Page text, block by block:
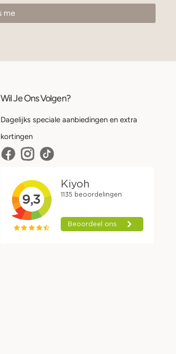
Wil Je Ons Volgen?
Dagelijks speciale aanbiedingen en extra
kortingen